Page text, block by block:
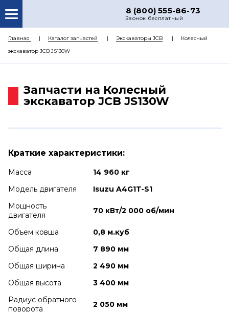
8 (800) 555-86-73
Звонок бесплатный
О НАС
ДОСТАВКА
Главная Каталог запчастей Экскаваторы JCB
Колесный
экскаватор JCB JS130W
Запчасти на Колесный
экскаватор JCB JS130W
Краткие характеристики:
Масса
14 960 кг
Модель двигателя
Isuzu A4G1T-S1
Мощность
двигателя
70 кВт/2 000 об/мин
Объем ковша
0,8 м.куб
Общая длина
7 890 мм
Общая ширина
2 490 мм
Общая высота
3 400 мм
Радиус обратного
поворота
2 050 мм